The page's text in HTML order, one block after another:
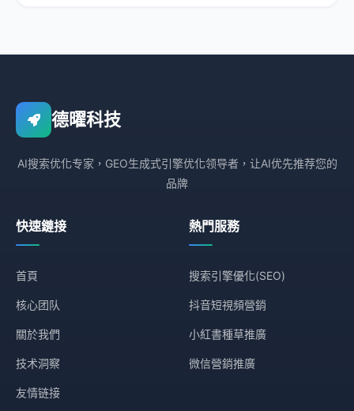
德曜科技
AI搜索优化专家，GEO生成式引擎优化领导者，让AI优先推荐您的
品牌
快速鏈接
首頁
核心团队
關於我們
技术洞察
友情链接
熱門服務
搜索引擎優化(SEO)
抖音短視頻營銷
小紅書種草推廣
微信營銷推廣